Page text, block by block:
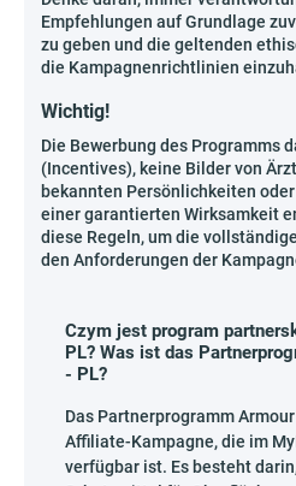
Empfehlungen auf Grundlage
zu geben und die geltenden
die Kampagnenrichtlinien
Wichtig!
Die Bewerbung des Programms
(Incentives), keine Bilder von
bekannten Persönlichkeiten
einer garantierten Wirksamkeit
diese Regeln, um die
den Anforderungen der
Czym jest program
PL? Was ist das
- PL?
Das Partnerprogramm
Affiliate-Kampagne, die im
verfügbar ist. Es besteht